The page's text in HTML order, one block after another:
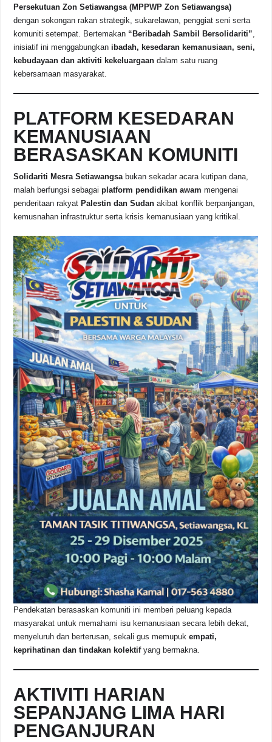
Persekutuan Zon Setiawangsa (MPPWP Zon Setiawangsa)
dengan sokongan rakan strategik, sukarelawan, penggiat seni serta
komuniti setempat. Bertemakan “Beribadah Sambil Bersolidariti”,
inisiatif ini menggabungkan ibadah, kesedaran kemanusiaan, seni,
kebudayaan dan aktiviti kekeluargaan dalam satu ruang
kebersamaan masyarakat.
PLATFORM KESEDARAN
KEMANUSIAAN
BERASASKAN KOMUNITI
Solidariti Mesra Setiawangsabukan sekadar acara kutipan dana,
malah berfungsi sebagaiplatform pendidikan awam mengenai
penderitaan rakyat Palestin dan Sudan akibat konflik berpanjangan,
kemusnahan infrastruktur serta krisis kemanusiaan yang kritikal.
Pendekatan berasaskan komuniti ini memberi peluang kepada
masyarakat untuk memahami isu kemanusiaan secara lebih dekat,
menyeluruh dan berterusan, sekali gus memupukempati,
keprihatinan dan tindakan kolektifyang bermakna.
AKTIVITI HARIAN
SEPANJANG LIMA HARI
PENGANJURAN